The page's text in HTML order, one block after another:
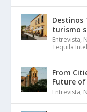
Destinos
turismo
Entrevista,
Tequila
From
Future
Entrevista,